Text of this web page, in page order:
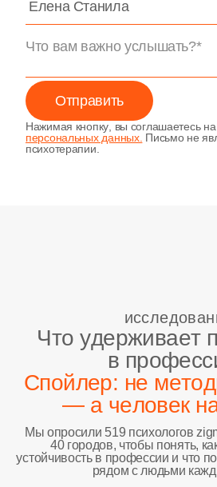
Отправить
Нажимая кнопку, вы соглашаетесь на
персональных данных. Письмо не
психотерапии.
Что удерживает
в
Спойлер: не
— а человек
Мы опросили 519 психологов
40 городов, чтобы понять,
устойчивость в профессии и что
рядом с людьми